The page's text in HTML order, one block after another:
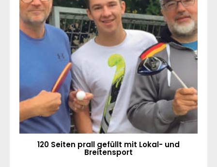
120 Seiten prall gefüllt mit Lokal- und
Breitensport